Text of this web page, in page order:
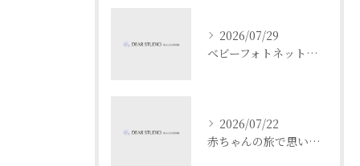
2026/07/29
ベビーフォトネットで成長記録と安全を両立する撮影と共有のコツ
2026/07/22
赤ちゃんの旅で思い出作り愛知県名古屋市春日井市でベビーフォト映えスポットを満喫するコツ